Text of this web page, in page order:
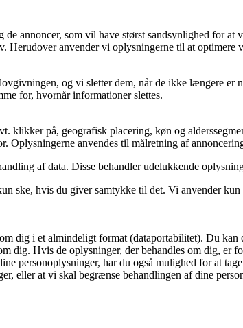
annoncer, som vil have størst sandsynlighed for
Herudover anvender vi oplysningerne til at optimere
og vi sletter dem, når de ikke længere
for, hvornår informationer slettes.
klikker på, geografisk placering, køn og
Oplysningerne anvendes til målretning af
af data. Disse behandler udelukkende
ske, hvis du giver samtykke til det. Vi anvender
dig i et almindeligt format (dataportabilitet). Du
dig. Hvis de oplysninger, der behandles om dig, er
personoplysninger, har du også mulighed for at
eller at vi skal begrænse behandlingen af dine